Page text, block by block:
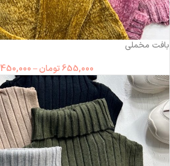
بافت مخملی
655,000تومان–
450,000